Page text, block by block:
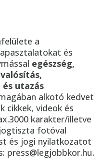
a
és
egészség,
utazás
alkotó kedvet
cikkek, videok és
karakter/illetve
fotóval
és jogi nyilatkozatot
press@legjobbkor.hu.